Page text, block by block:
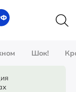
Шок!